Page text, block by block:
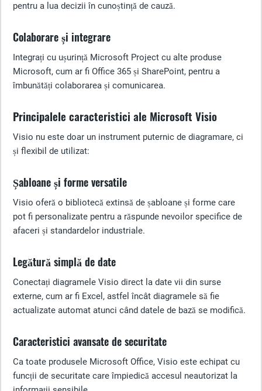
pentru a lua decizii în cunoștință de cauză.
Colaborare și integrare
Integrați cu ușurință Microsoft Project cu alte produse
Microsoft, cum ar fi Office 365 și SharePoint, pentru a
îmbunătăți colaborarea și comunicarea.
Principalele caracteristici ale Microsoft Visio
Visio nu este doar un instrument puternic de diagramare, ci
și flexibil de utilizat:
Șabloane și forme versatile
Visio oferă o bibliotecă extinsă de șabloane și forme care
pot fi personalizate pentru a răspunde nevoilor specifice de
afaceri și standardelor industriale.
Legătură simplă de date
Conectați diagramele Visio direct la date vii din surse
externe, cum ar fi Excel, astfel încât diagramele să fie
actualizate automat atunci când datele de bază se modifică.
Caracteristici avansate de securitate
Ca toate produsele Microsoft Office, Visio este echipat cu
funcții de securitate care împiedică accesul neautorizat la